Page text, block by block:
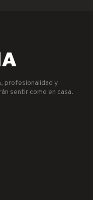
profesionalidad y
sentir como en casa.